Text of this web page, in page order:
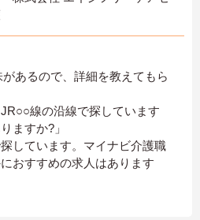
があるので、詳細を教えてもら
線の沿線で探しています
ますか?」
しています。マイナビ介護職
おすすめの求人はあります